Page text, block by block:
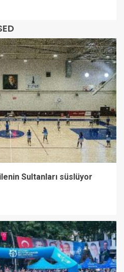
Sultanları süslüyor